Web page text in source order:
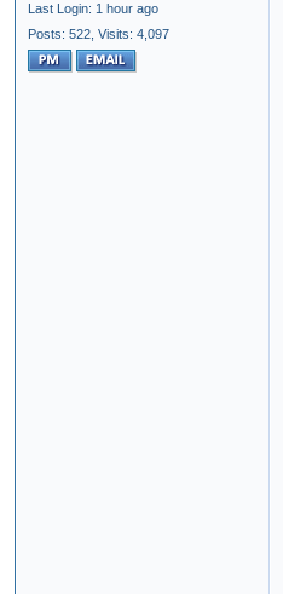
Last Login: 1 hour ago
Posts: 522, Visits: 4,097